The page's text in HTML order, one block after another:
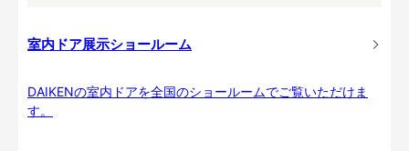
室内ドア展示ショールーム
DAIKENの室内ドアを全国のショールームでご覧いただけま
す。